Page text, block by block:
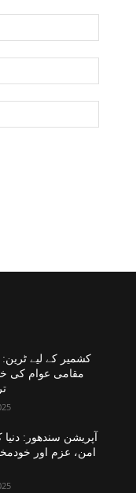
کشمیر کے لیے
مقامی عوام کی
آپریشن سندھور: دنیا
امن، عزم اور